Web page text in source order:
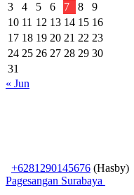
3
4 5 6 7 8
9
10 11 12 13 14 15 16
17 18 19 20 21 22 23
24 25 26 27 28 29 30
31
« Jun
+6281290145676 (Hasby)
Pagesangan Surabaya